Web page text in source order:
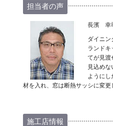
担当者の声
長濱 幸
ダイニン
ランドキ
てが見渡
見込め
ようにし
材を入れ、窓は断熱サッシに変更
施工店情報